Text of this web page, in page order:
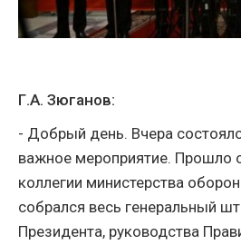
Г.А. Зюганов:
- Добрый день. Вчера
важное мероприятие. Прошло
коллегии министерства
собрался весь генеральный
Президента, руководства